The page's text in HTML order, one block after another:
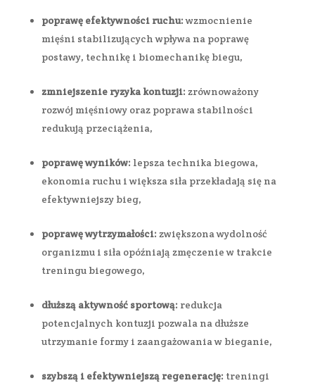
poprawę efektywności ruchu:wzmocnienie
mięśni stabilizujących wpływa na poprawę
postawy, technikę i biomechanikę biegu,
zmniejszenie ryzyka kontuzji: zrównoważony
rozwój mięśniowy oraz poprawa stabilności
redukują przeciążenia,
poprawę wyników: lepsza technika biegowa,
ekonomia ruchu i większa siła przekładają się na
efektywniejszy bieg,
poprawę wytrzymałości: zwiększona wydolność
organizmu i siła opóźniają zmęczenie w trakcie
treningu biegowego,
dłuższą aktywność sportową: redukcja
potencjalnych kontuzji pozwala na dłuższe
utrzymanie formy i zaangażowania w bieganie,
szybszą i efektywniejszą regenerację: treningi